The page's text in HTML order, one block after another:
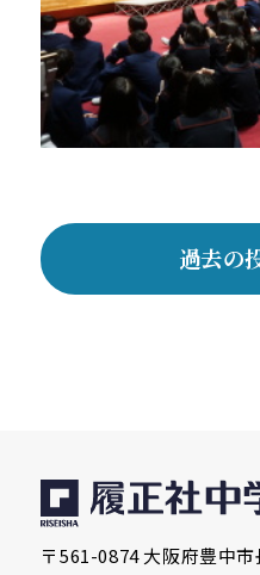
過去の
〒561-0874 大阪府豊中